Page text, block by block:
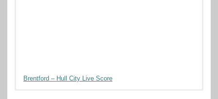
Brentford – Hull City Live Score